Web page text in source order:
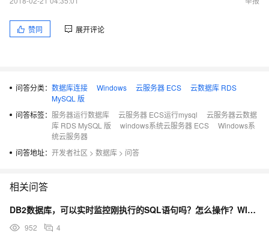
赞同 展开评论
问答分类： 数据库连接 Windows 云服务器 ECS
云数据库 RDS
MySQL 版
问答标签： 服务器运行数据库 云服务器 ECS运行mysql
云服务器云数据
库 RDS MySQL 版
windows系统云服务器 ECS
Windows系
统云服务器
问答地址： 开发者社区 > 数据库 > 问答
相关问答
DB2数据库，可以实时监控刚执行的SQL语句吗？怎么操作？WINDOWS版本9.7版的
952 4